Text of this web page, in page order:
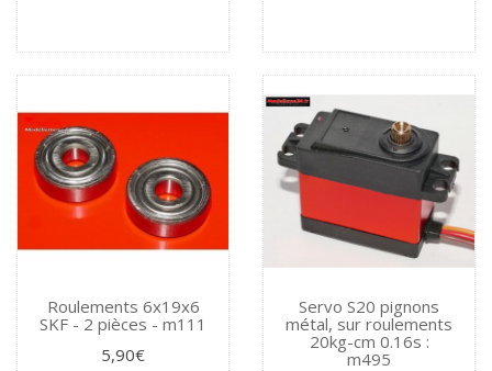
Roulements 6x19x6
SKF - 2 pièces - m111
5,90€
Servo S20 pignons
métal, sur roulements
20kg-cm 0.16s :
m495